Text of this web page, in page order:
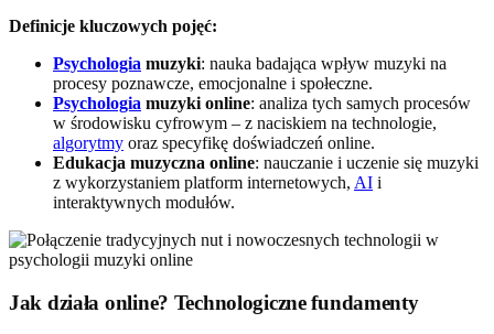
Definicje kluczowych pojęć:
Psychologia muzyki: nauka badająca wpływ muzyki na
procesy poznawcze, emocjonalne i społeczne.
Psychologia muzyki online: analiza tych samych procesów
w środowisku cyfrowym – z naciskiem na technologie,
algorytmy oraz specyfikę doświadczeń online.
Edukacja muzyczna online: nauczanie i uczenie się muzyki
z wykorzystaniem platform internetowych, AI i
interaktywnych modułów.
Jak działa online? Technologiczne fundamenty